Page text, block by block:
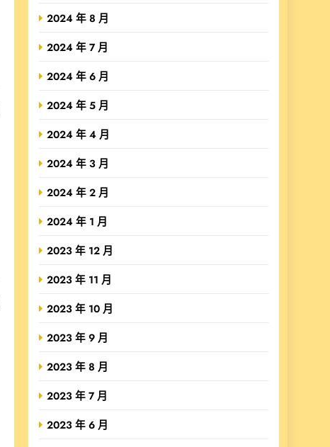
2024 年 8 月
2024 年 7 月
2024 年 6 月
2024 年 5 月
2024 年 4 月
2024 年 3 月
2024 年 2 月
2024 年 1 月
2023 年 12 月
2023 年 11 月
2023 年 10 月
2023 年 9 月
2023 年 8 月
2023 年 7 月
2023 年 6 月